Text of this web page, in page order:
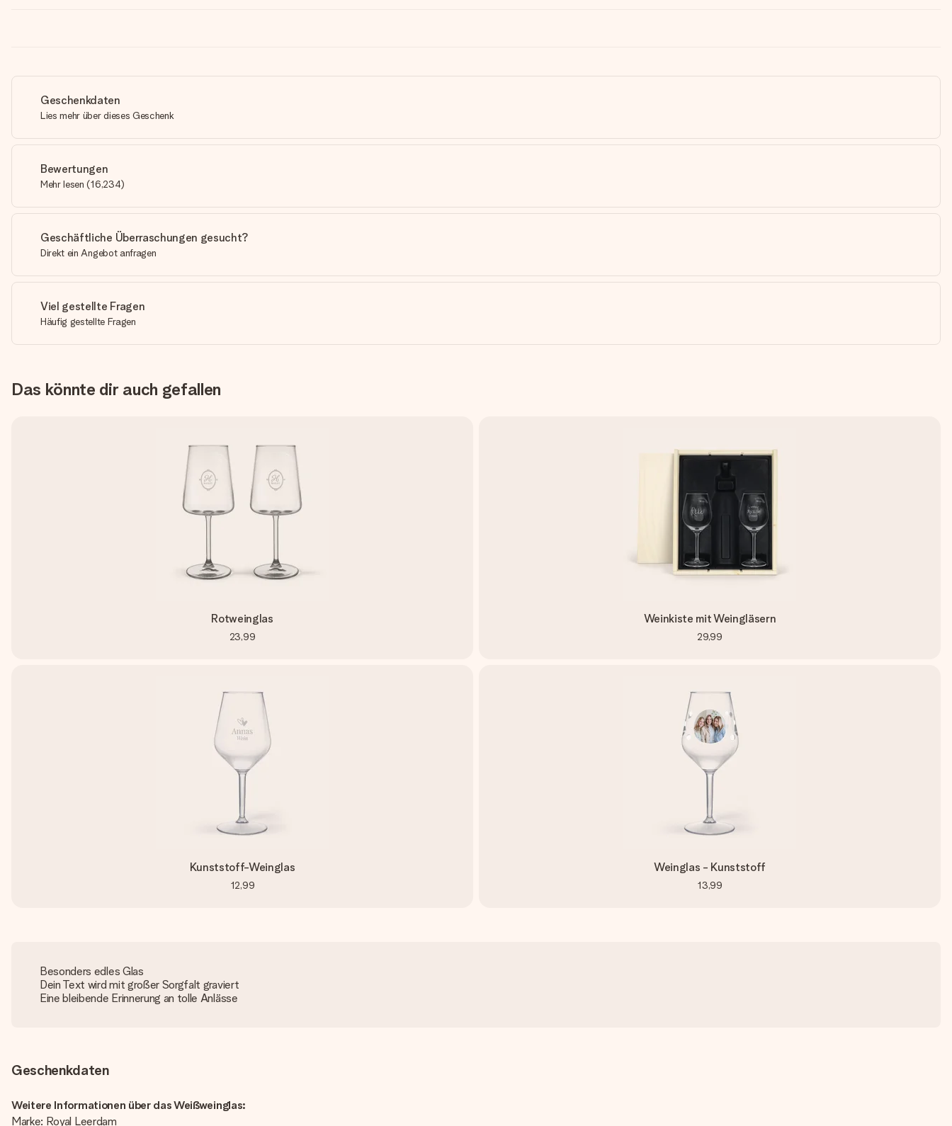
Geschenkdaten
Lies mehr über dieses Geschenk
Bewertungen
Mehr lesen (16,234)
Geschäftliche Überraschungen gesucht?
Direkt ein Angebot anfragen
Viel gestellte Fragen
Häufig gestellte Fragen
Das könnte dir auch gefallen
Rotweinglas
23,99
Weinkiste mit Weingläsern
29,99
Kunststoff-Weinglas
12,99
Weinglas - Kunststoff
13,99
Besonders edles Glas
Dein Text wird mit großer Sorgfalt graviert
Eine bleibende Erinnerung an tolle Anlässe
Geschenkdaten
Weitere Informationen über das Weißweinglas:
Marke: Royal Leerdam